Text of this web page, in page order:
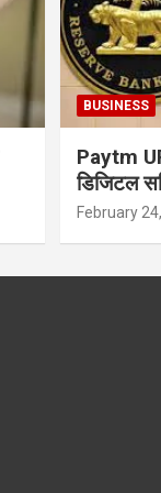
BUSINESS
Paytm
डिजिटल
सुरक्षा और
February